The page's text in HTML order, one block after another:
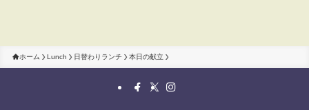
ホーム Lunch 日替わりランチ 本日の献立